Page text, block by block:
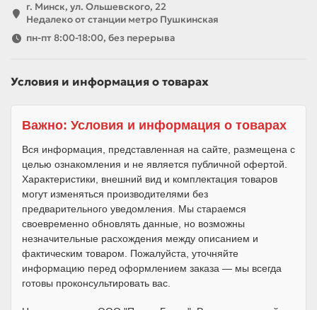
г. Минск, ул. Ольшевского, 22
Недалеко от станции метро Пушкинская
пн-пт 8:00-18:00, без перерыва
Условия и информация о товарах
Важно: Условия и информация о товарах
Вся информация, представленная на сайте, размещена с
целью ознакомления и не является публичной офертой.
Характеристики, внешний вид и комплектация товаров
могут изменяться производителями без
предварительного уведомления. Мы стараемся
своевременно обновлять данные, но возможны
незначительные расхождения между описанием и
фактическим товаром. Пожалуйста, уточняйте
информацию перед оформлением заказа — мы всегда
готовы проконсультировать вас.